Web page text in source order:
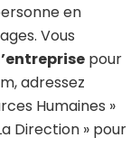
en
Vous
pour
adressez
Humaines »
Direction » pour